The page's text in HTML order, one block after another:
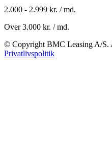
2.000 - 2.999 kr. / md.
Over 3.000 kr. / md.
© Copyright BMC Leasing A/S.
Privatlivspolitik